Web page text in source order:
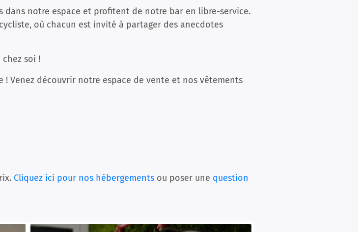
dans notre espace et profitent de notre bar en libre-service.
où chacun est invité à partager des anecdotes
soi !
! Venez découvrir notre espace de vente et nos vêtements
Cliquez ici pour nos hébergements ou poser une question